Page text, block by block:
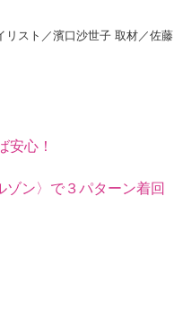
リスト／濱口沙世子 取材／佐藤
安心！
ゾン〉で３パターン着回